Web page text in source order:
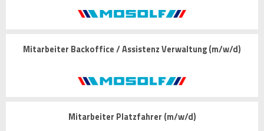
Mitarbeiter Backoffice / Assistenz Verwaltung (m/w/d)
Mitarbeiter Platzfahrer (m/w/d)